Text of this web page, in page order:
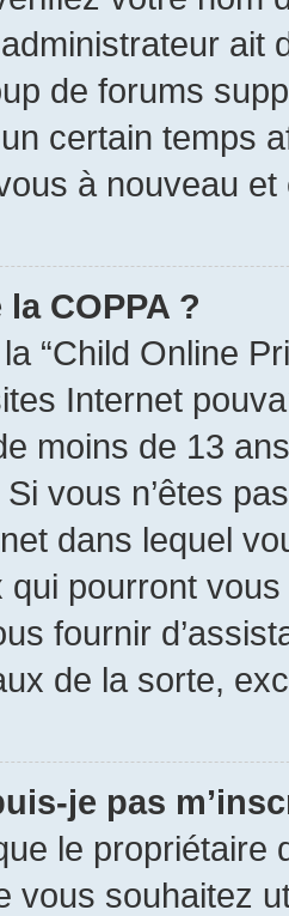
administrateur
de forums
certain temps
à nouveau
COPPA ?
“Child Online
Internet
moins de 13
vous n’êtes
dans lequel
pourront
fournir
de la sorte,
je pas
le propriétaire
vous souhaitez